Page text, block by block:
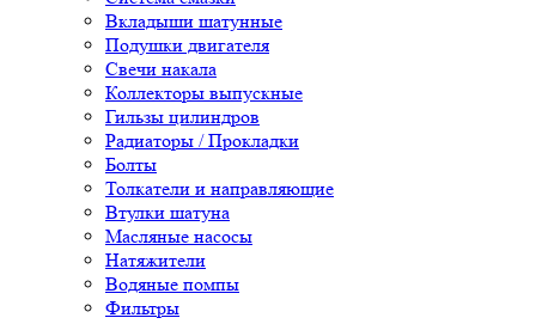
Вкладыши шатунные
Подушки двигателя
Свечи накала
Коллекторы выпускные
Гильзы цилиндров
Радиаторы / Прокладки
Болты
Толкатели и направляющие
Втулки шатуна
Масляные насосы
Натяжители
Водяные помпы
Фильтры